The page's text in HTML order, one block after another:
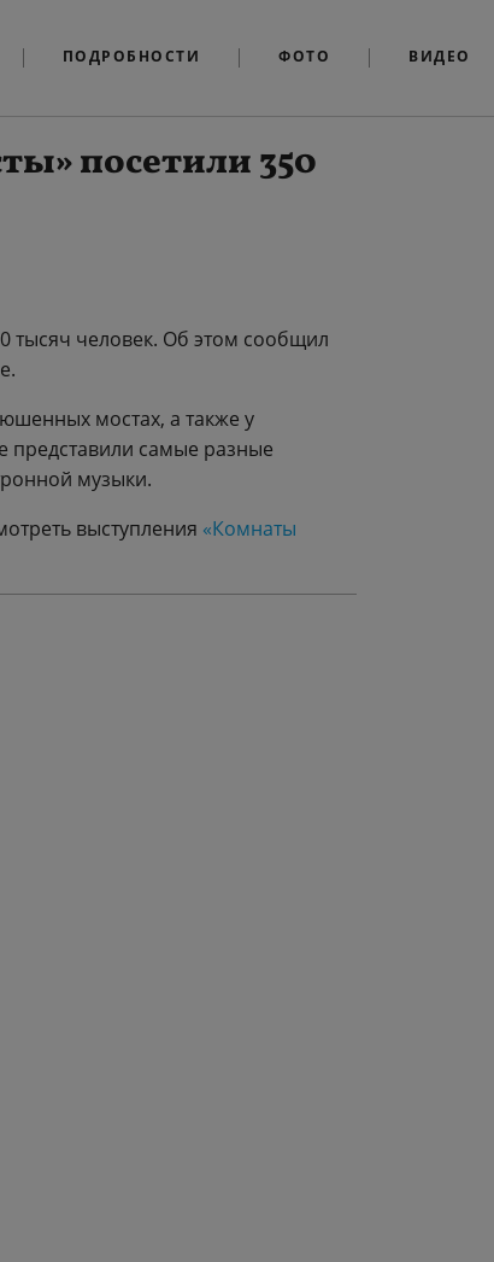
ПОДРОБНОСТИ ФОТО ВИДЕО
посетили 350
тысяч человек. Об этом сообщил
мостах, а также у
представили самые разные
музыки.
выступления «Комнаты